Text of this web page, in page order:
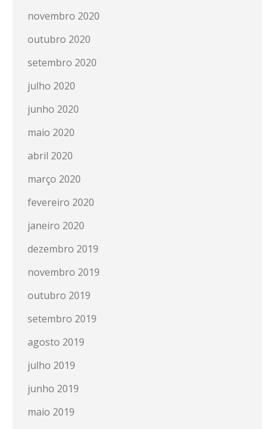
novembro 2020
outubro 2020
setembro 2020
julho 2020
junho 2020
maio 2020
abril 2020
março 2020
fevereiro 2020
janeiro 2020
dezembro 2019
novembro 2019
outubro 2019
setembro 2019
agosto 2019
julho 2019
junho 2019
maio 2019